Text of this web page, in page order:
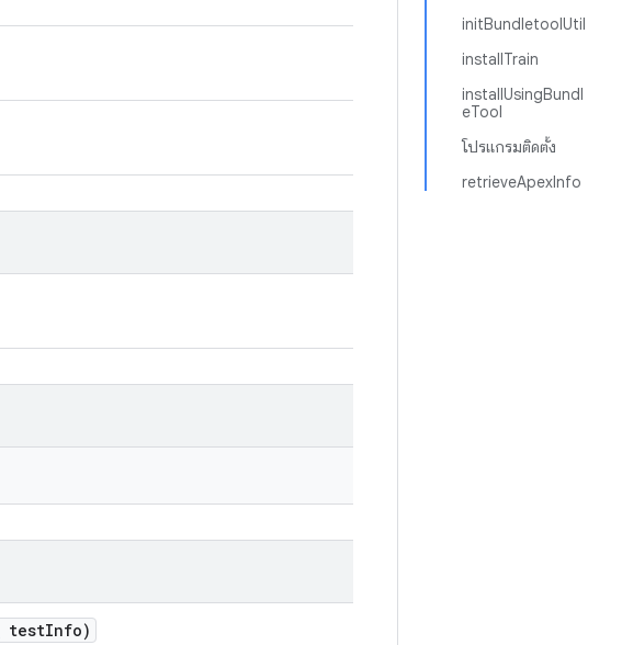
initBundletoolUtil
installTrain
installUsingBundl
eTool
โปรแกรมติดตั้ง
retrieveApexInfo
testInfo)